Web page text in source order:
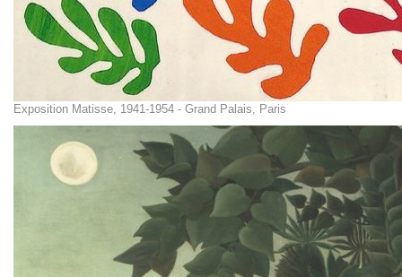
Exposition Matisse, 1941-1954 - Grand Palais, Paris